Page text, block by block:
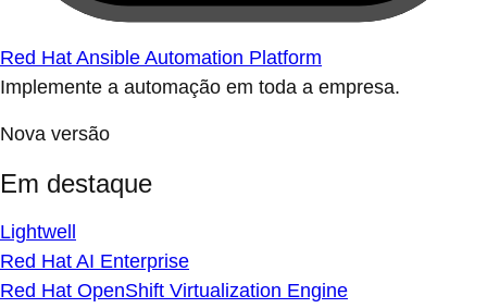
Red Hat Ansible Automation Platform
Implemente a automação em toda a empresa.
Nova versão
Em destaque
Lightwell
Red Hat AI Enterprise
Red Hat OpenShift Virtualization Engine